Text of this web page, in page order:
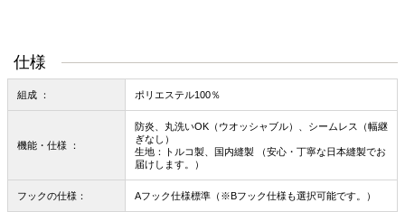
仕様
組成 ： ポリエステル100％
機能・仕様 ：
防炎、丸洗いOK（ウオッシャブル）、シームレス（幅継
ぎなし）
生地：トルコ製、国内縫製 （安心・丁寧な日本縫製でお
届けします。）
フックの仕様： Aフック仕様標準（※Bフック仕様も選択可能です。）